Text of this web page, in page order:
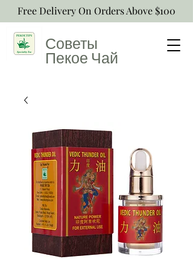
Советы
Пекое Чай
Free Delivery On Orders Above $100